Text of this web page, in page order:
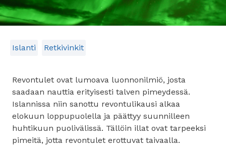
Islanti Retkivinkit
Revontulet ovat lumoava luonnonilmiö, josta
saadaan nauttia erityisesti talven pimeydessä.
Islannissa niin sanottu revontulikausi alkaa
elokuun loppupuolella ja päättyy suunnilleen
huhtikuun puolivälissä. Tällöin illat ovat tarpeeksi
pimeitä, jotta revontulet erottuvat taivaalla.